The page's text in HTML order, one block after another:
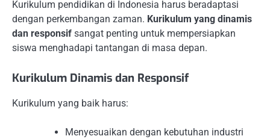
Kurikulum pendidikan di Indonesia harus beradaptasi
dengan perkembangan zaman. Kurikulum yang dinamis
dan responsif sangat penting untuk mempersiapkan
siswa menghadapi tantangan di masa depan.
Kurikulum Dinamis dan Responsif
Kurikulum yang baik harus:
Menyesuaikan dengan kebutuhan industri